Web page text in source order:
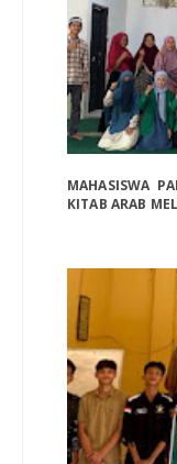
MAHASISWA
KITAB ARAB